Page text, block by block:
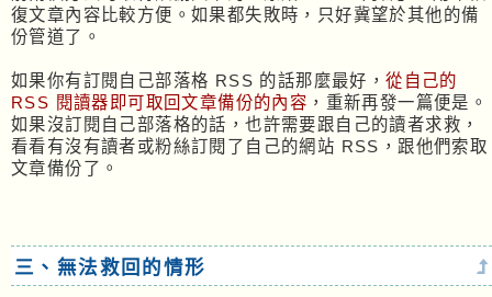
復文章內容比較方便。如果都失敗時，只好冀望於其他的備
份管道了。
如果你有訂閱自己部落格 RSS 的話那麼最好，從自己的
RSS 閱讀器即可取回文章備份的內容 ，重新再發一篇便是。
如果沒訂閱自己部落格的話，也許需要跟自己的讀者求救，
看看有沒有讀者或粉絲訂閱了自己的網站 RSS，跟他們索取
文章備份了。
三、無法救回的情形